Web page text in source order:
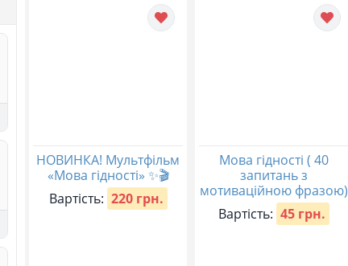
НОВИНКА! Мультфільм
«Мова гідності» ✨🎬
Вартість: 220 грн.
Мова гідності ( 40
запитань з
мотиваційною фразою)
Вартість: 45 грн.